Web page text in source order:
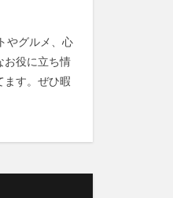
やグルメ、心
お役に立ち情
ます。ぜひ暇